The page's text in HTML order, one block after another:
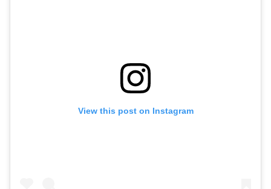
View this post on Instagram